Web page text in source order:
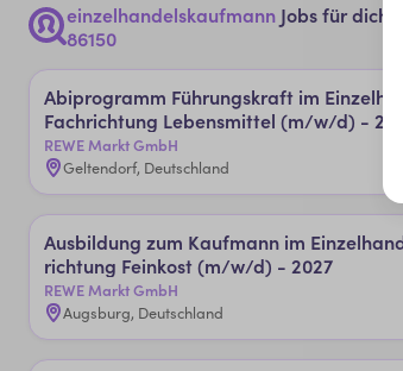
einzelhandelskaufmann Jobs für dich in
86150
Abipro­gram­m ­Füh­rungs­kraf­t im
Fach­rich­tun­g ­Le­bens­mit­tel (m/w/d) - 2027
REWE Markt GmbH
Geltendorf, Deutschland
Aus­bil­dun­g zu­m ­Kauf­man­n im
rich­tun­g ­Fein­kos­t (m/w/d) - 2027
REWE Markt GmbH
Augsburg, Deutschland